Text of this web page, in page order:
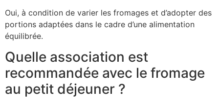
Oui, à condition de varier les fromages et d’adopter des
portions adaptées dans le cadre d’une alimentation
équilibrée.
Quelle association est
recommandée avec le fromage
au petit déjeuner ?